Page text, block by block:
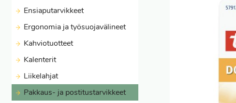
Ensiaputarvikkeet
Ergonomia ja työsuojavälineet
Kahviotuotteet
Kalenterit
Liikelahjat
Pakkaus- ja postitustarvikkeet